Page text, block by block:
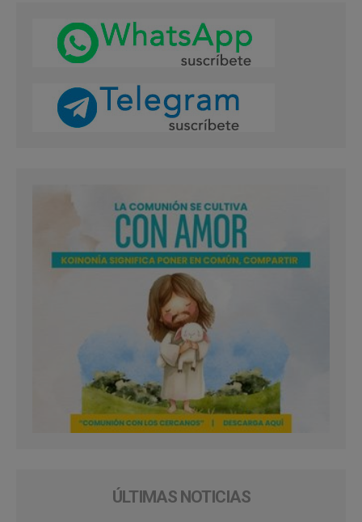
ÚLTIMAS NOTICIAS